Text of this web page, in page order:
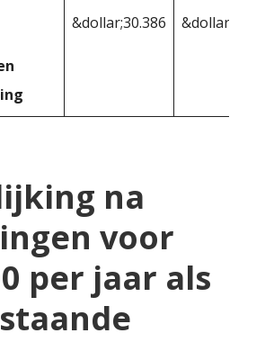
&dollar;30.386
na
voor
per jaar als